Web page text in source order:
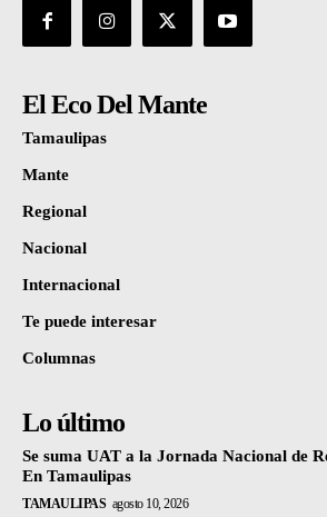
El Eco Del Mante
Tamaulipas
Mante
Regional
Nacional
Internacional
Te puede interesar
Columnas
Lo último
Se suma UAT a la Jornada Nacional de
En Tamaulipas
TAMAULIPAS agosto 10, 2026